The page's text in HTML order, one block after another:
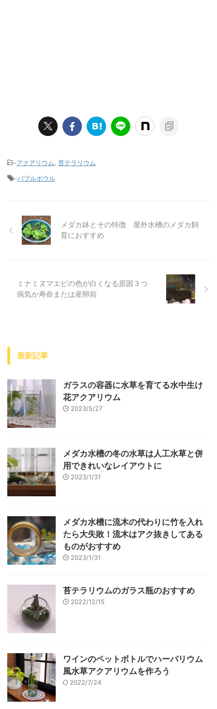
-アクアリウム, 苔テラリウム
-バブルボウル
メダカ鉢とその特徴 屋外水槽のメダカ飼
育におすすめ
ミナミヌマエビの色が白くなる原因３つ
病気か寿命または産卵前
最新記事
ガラスの容器に水草を育てる水中生け
花アクアリウム
2023/5/27
メダカ水槽の冬の水草は人工水草と併
用できれいなレイアウトに
2023/1/31
メダカ水槽に流木の代わりに竹を入れ
たら大失敗！流木はアク抜きしてある
ものがおすすめ
2023/1/31
苔テラリウムのガラス瓶のおすすめ
2022/12/15
ワインのペットボトルでハーバリウム
風水草アクアリウムを作ろう
2022/7/24